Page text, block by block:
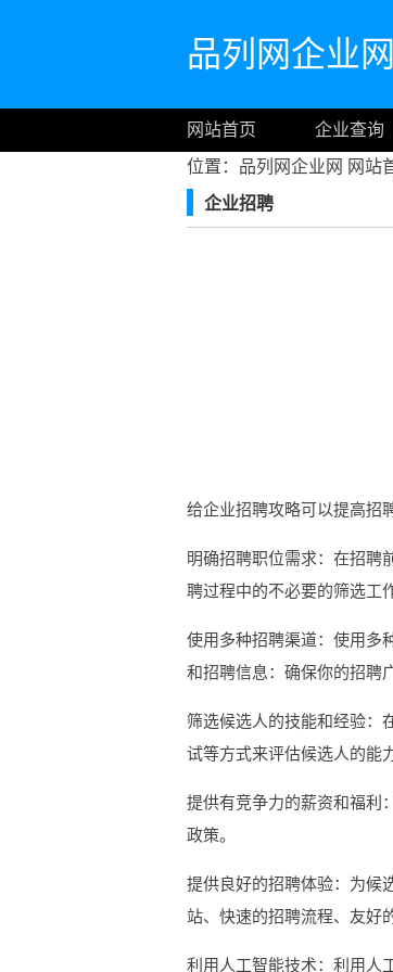
品列网企业网
网站首页 企业查询
位置：品列网企业网 网站
企业招聘
给企业招聘攻略可以提高招
明确招聘职位需求：在招聘
聘过程中的不必要的筛选工
使用多种招聘渠道：使用多
和招聘信息：确保你的招聘
筛选候选人的技能和经验：
试等方式来评估候选人的能
提供有竞争力的薪资和福利
政策。
提供良好的招聘体验：为候
站、快速的招聘流程、友好
利用人工智能技术：利用人